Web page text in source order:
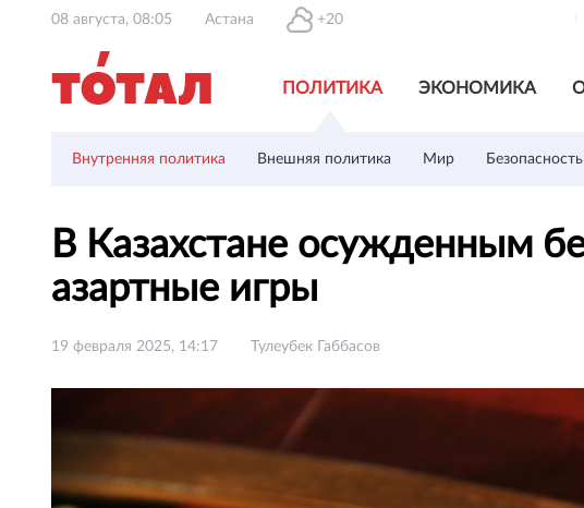
08 августа, 08:05 Астана +20
ПОЛИТИКА ЭКОНОМИКА
Внутренняя политика Внешняя политика Мир Безопасность
В Казахстане осужденным
азартные игры
19 февраля 2025, 14:17 Тулеубек Габбасов